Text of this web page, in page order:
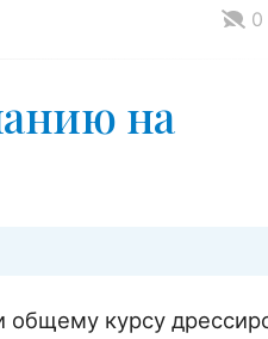
0
на
общему курсу